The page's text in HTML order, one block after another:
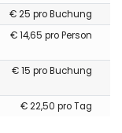
€ 25 pro Buchung
€ 14,65 pro Person
€ 15 pro Buchung
€ 22,50 pro Tag